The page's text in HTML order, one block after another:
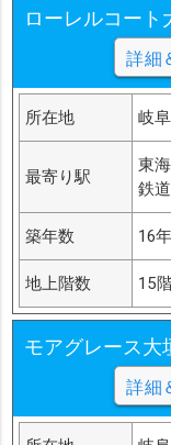
ローレルコート
詳細
所在地 岐
最寄り駅
東
鉄
築年数 16年
地上階数 15
モアグレース大
詳細